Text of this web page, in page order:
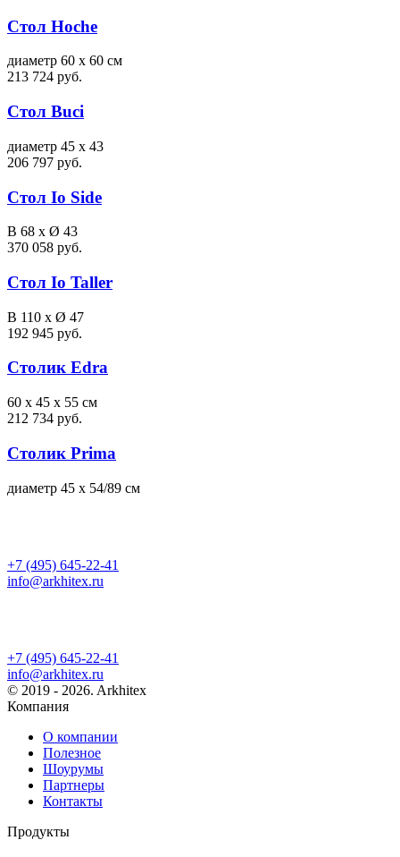
Стол Hoche
диаметр 60 x 60 см
213 724 руб.
Стол Buci
диаметр 45 х 43
206 797 руб.
Стол Io Side
В 68 x Ø 43
370 058 руб.
Стол Io Taller
В 110 x Ø 47
192 945 руб.
Столик Edra
60 x 45 x 55 cм
212 734 руб.
Столик Prima
диаметр 45 x 54/89 см
+7 (495) 645-22-41
info@arkhitex.ru
+7 (495) 645-22-41
info@arkhitex.ru
© 2019 - 2026. Arkhitex
Компания
О компании
Полезное
Шоурумы
Партнеры
Контакты
Продукты